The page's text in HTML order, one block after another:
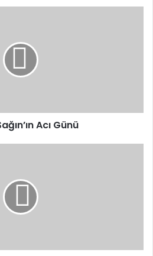
Acı Günü